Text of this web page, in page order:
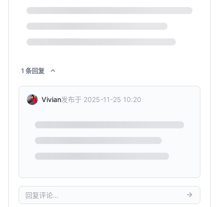
1 条回复
Vivian发布于 2025-11-25 10:20